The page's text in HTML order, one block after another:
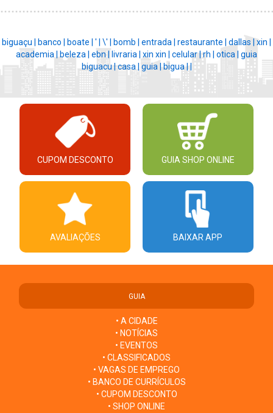
biguaçu | banco | boate | ' | \' | bomb | entrada | restaurante | dallas | xin |
academia | beleza | ebn | livraria | xin xin | celular |rh | otica | guia
biguacu |casa | guia |bigua ||
CUPOM DESCONTO GUIA SHOP ONLINE
AVALIAÇÕES BAIXAR APP
GUIA
• A CIDADE
• NOTÍCIAS
• EVENTOS
• CLASSIFICADOS
• VAGAS DE EMPREGO
• BANCO DE CURRÍCULOS
• CUPOM DESCONTO
• SHOP ONLINE